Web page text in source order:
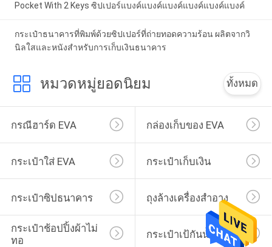
Pocket With 2 Keys ซิปเปอร์แบงค์แบงค์แบงค์แบงค์แบงค์แบงค์
กระเป๋าธนาคารที่พิมพ์ด้วยซิปเปอร์ที่ถ่ายทอดความร้อน ผลิตจากวิ
นิลใสและหนังสําหรับการเก็บเงินธนาคาร
หมวดหมู่ยอดนิยม ทั้งหมด
กรณีฮาร์ด EVA กล่องเก็บของ EVA
กระเป๋าใส่ EVA กระเป๋าเก็บเงิน
กระเป๋าซิปธนาคาร ถุงล้างเครื่องสำอาง
กระเป๋าช้อปปิ้งผ้าไม่
ทอ
กระเป๋าเป้กันน้ำ